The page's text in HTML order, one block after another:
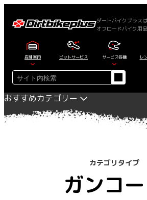
ダートバイクプラス
オフロードバイク用
店舗案内 ピットサービス サービス各種 レ
検
索
おすすめカテゴリー
カテゴリタイプ
ガンコ